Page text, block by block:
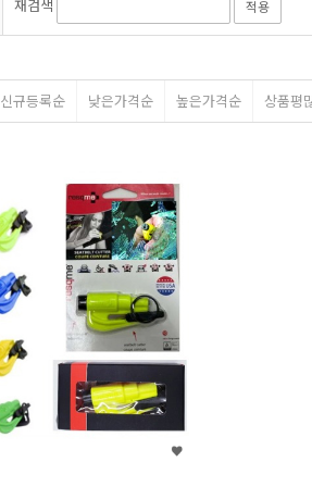
재검색 적용
신규등록순 낮은가격순 높은가격순 상품평